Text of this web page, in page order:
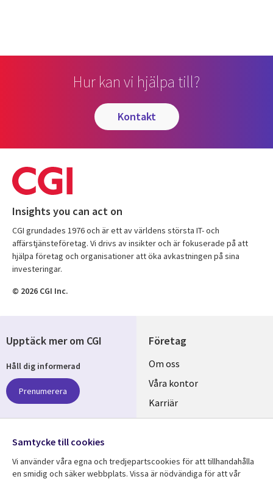
Hur kan vi hjälpa till?
kontakt
Insights you can act on
CGI grundades 1976 och är ett av världens största IT- och
affärstjänsteföretag. Vi drivs av insikter och är fokuserade på att
hjälpa företag och organisationer att öka avkastningen på sina
investeringar.
© 2026 CGI Inc.
Företag
Useful
links
SWEDEN
Om oss
Våra kontor
Karriär
Hållbarhet
Upptäck mer om CGI
Håll dig informerad
Prenumerera
Följ oss
Social
Samtycke till cookies
Vi använder våra egna och tredjepartscookies för att tillhandahålla
en smidig och säker webbplats. Vissa är nödvändiga för att vår